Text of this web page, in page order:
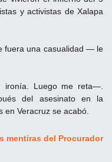
y activistas de Xalapa
fuera una casualidad — le
Luego me reta—.
del asesinato en la
en Veracruz se acabó.
mentiras del Procurador